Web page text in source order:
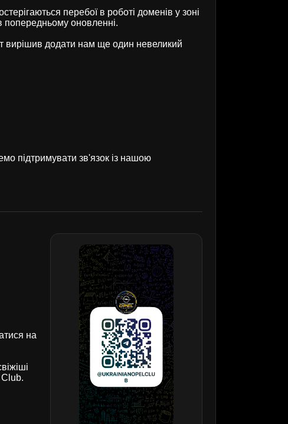
перебої в роботі доменів у зоні
попередньому оновленні.
вирішив додати нам ще один невеликий
підтримувати зв'язок із нашою
на